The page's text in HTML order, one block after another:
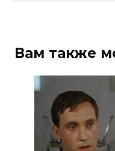
Вам также